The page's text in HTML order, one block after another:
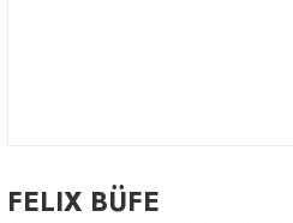
FELIX BÜFE